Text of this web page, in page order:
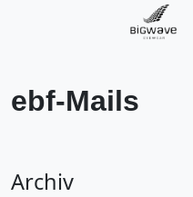
ebf-Mails
Archiv